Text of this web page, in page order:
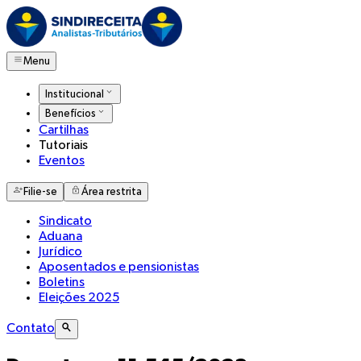
Menu
Institucional
Benefícios
Cartilhas
Tutoriais
Eventos
Filie-se Área restrita
Sindicato
Aduana
Jurídico
Aposentados e pensionistas
Boletins
Eleições 2025
Contato